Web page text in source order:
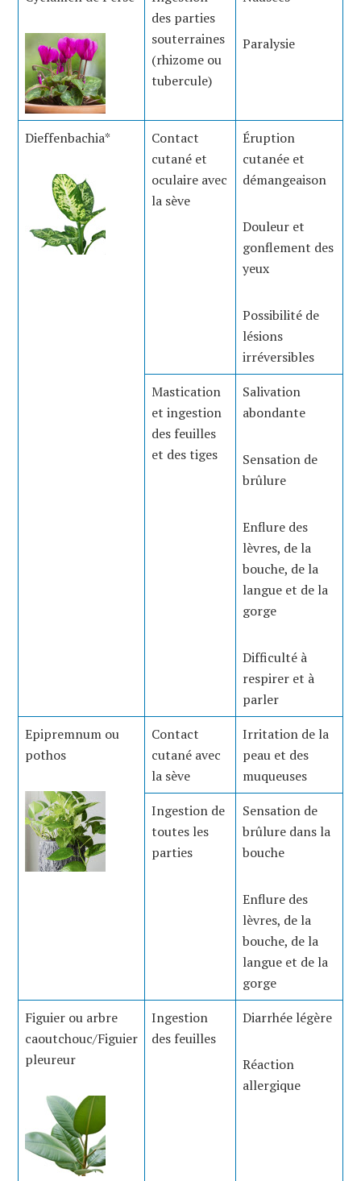
des parties
souterraines
(rhizome ou
tubercule)
Paralysie
Dieffenbachia*
Contact
cutané et
oculaire avec
la sève
Éruption
cutanée et
démangeaison
Douleur et
gonflement des
yeux
Possibilité de
lésions
irréversibles
Mastication
et ingestion
des feuilles
et des tiges
Salivation
abondante
Sensation de
brûlure
Enflure des
lèvres, de la
bouche, de la
langue et de la
gorge
Difficulté à
respirer et à
parler
Epipremnum ou
pothos
Contact
cutané avec
la sève
Irritation de la
peau et des
muqueuses
Ingestion de
toutes les
parties
Sensation de
brûlure dans la
bouche
Enflure des
lèvres, de la
bouche, de la
langue et de la
gorge
Figuier ou arbre
caoutchouc/Figuier
pleureur
Ingestion
des feuilles
Diarrhée légère
Réaction
allergique